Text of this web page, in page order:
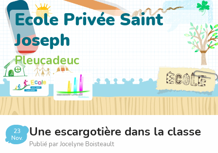
Ecole Privée Saint
Joseph
Pleucadeuc
23
Nov.
Une escargotière dans la classe
Publié par Jocelyne Boisteault